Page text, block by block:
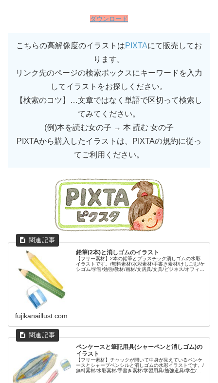
ダウンロード
こちらの高解像度のイラストはPIXTAにて販売してお
ります。
リンク先のページの検索ボックスにキーワードを入力
してイラストをお探しください。
【検索のコツ】…文章ではなく単語で区切って検索し
てみてください。
(例)本を読む女の子 → 本 読む 女の子
PIXTAから購入したイラストは、PIXTAの規約に従っ
てご利用ください。
鉛筆(2本)と消しゴムのイラスト
【フリー素材】2本の鉛筆とプラスチック消しゴムの水彩
イラストです。/無料素材/水彩素材/手書き素材/けしごむ/ケ
シゴム/学習/勉強/教材/画材/文房具/文具/ビジネス/オフィ
fujikanaillust.com
ペンケースと筆記用具(シャーペンと消しゴム)の
イラスト
【フリー素材】チャックが開いて中身が見えているペンケ
ースとシャープペンシルと消しゴムの水彩イラストです。/
無料素材/水彩素材/手書き素材/学習用具/勉強道具/学生/筆